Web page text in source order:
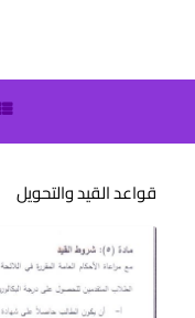
قواعد القيد والتحويل